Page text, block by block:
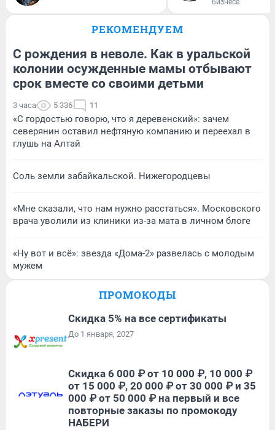
бизнесе
РЕКОМЕНДУЕМ
С рождения в неволе. Как в уральской
колонии осужденные мамы отбывают
срок вместе со своими детьми
3 часа 5 336 11
«С гордостью говорю, что я деревенский»: зачем
северянин оставил нефтяную компанию и переехал в
глушь на Алтай
Соль земли забайкальской. Нижегородцевы
«Мне сказали, что нам нужно расстаться». Московского
врача уволили из клиники из-за мата в личном блоге
«Ну вот и всё»: звезда «Дома-2» развелась с молодым
мужем
ПРОМОКОДЫ
Скидка 5% на все сертификаты
До 1 января, 2027
Скидка 6 000 ₽ от 10 000 ₽, 10 000 ₽
от 15 000 ₽, 20 000 ₽ от 30 000 ₽ и 35
000 ₽ от 50 000 ₽ на первый и все
повторные заказы по промокоду
НАБЕРИ